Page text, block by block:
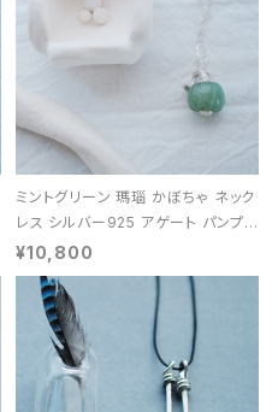
ミントグリーン 瑪瑙 かぼちゃ ネック
レス シルバー925 アゲート パンプキ
ン 天然石 レディース
¥10,800